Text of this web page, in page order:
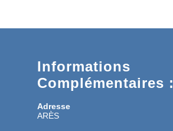
Informations
Complémentaires :
Adresse
ARÈS